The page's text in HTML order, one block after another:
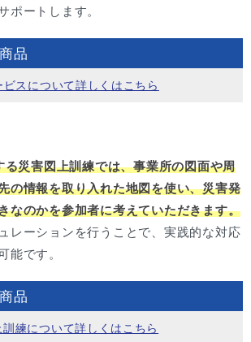
ポートします。
品
スについて詳しくはこちら
災害図上訓練では、事業所の図面や周
の情報を取り入れた地図を使い、災害発
なのかを参加者に考えていただきます。
レーションを行うことで、実践的な対応
能です。
品
練について詳しくはこちら